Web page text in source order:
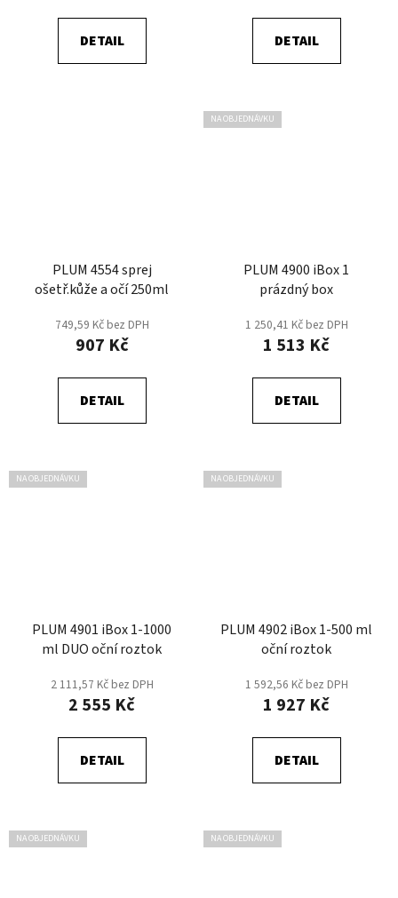
DETAIL DETAIL
PLUM 4554 sprej
ošetř.kůže a očí 250ml
749,59 Kč bez DPH
907 Kč
DETAIL
NA OBJEDNÁVKU
PLUM 4900 iBox 1
prázdný box
1 250,41 Kč bez DPH
1 513 Kč
DETAIL
NA OBJEDNÁVKU
PLUM 4901 iBox 1-1000
ml DUO oční roztok
2 111,57 Kč bez DPH
2 555 Kč
DETAIL
NA OBJEDNÁVKU
​PLUM 4902 iBox 1-500 ml
oční roztok
1 592,56 Kč bez DPH
1 927 Kč
DETAIL
NA OBJEDNÁVKU NA OBJEDNÁVKU